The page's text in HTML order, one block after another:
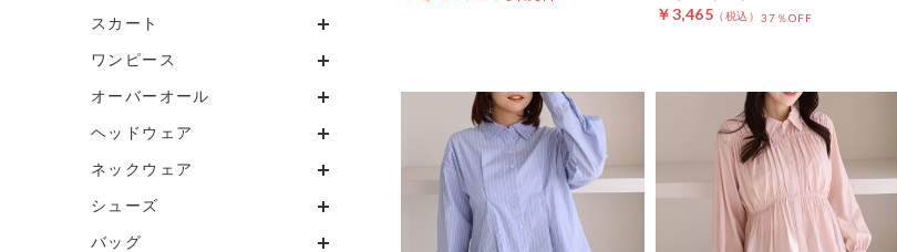
スカート
ワンピース
オーバーオール
ヘッドウェア
ネックウェア
シューズ
バッグ
￥3,465 37％OFF